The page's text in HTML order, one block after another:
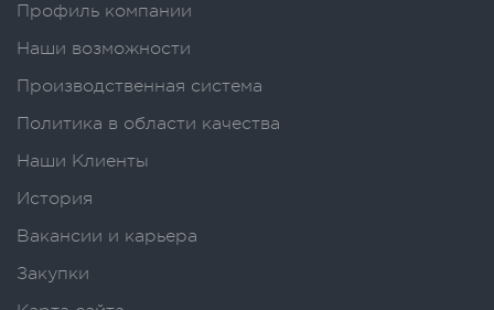
Профиль компании
Наши возможности
Производственная система
Политика в области качества
Наши Клиенты
История
Вакансии и карьера
Закупки